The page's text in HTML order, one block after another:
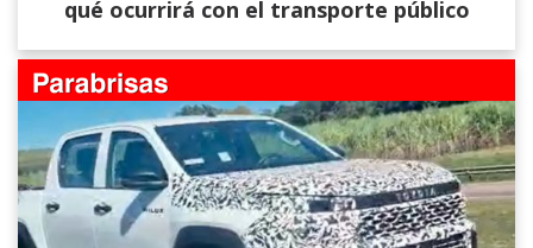
qué ocurrirá con el transporte público